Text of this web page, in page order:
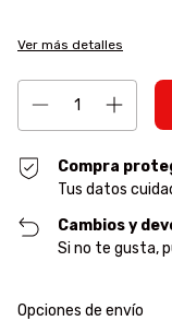
Ver más detalles
Compra
Tus datos
Cambios y
Si no te gusta,
Entregas para el CP:
Opciones de envío